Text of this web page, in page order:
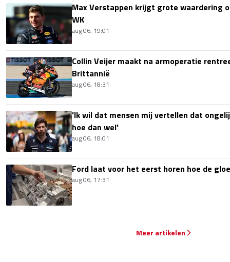
Max Verstappen krijgt grote waardering
WK
aug 06, 19:01
Collin Veijer maakt na armoperatie
Brittannië
aug 06, 18:31
'Ik wil dat mensen mij vertellen dat
hoe dan wel'
aug 06, 18:01
Ford laat voor het eerst horen hoe de
aug 06, 17:31
Meer artikelen